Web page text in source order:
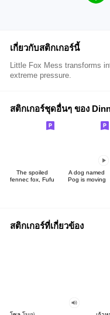
เกี่ยวกับสติกเกอร์นี้
Little Fox Mess transforms
extreme pressure.
สติกเกอร์ชุดอื่นๆ ของ
The spoiled
fennec fox, Fufu
A dog named
Pog is moving
สติกเกอร์ที่เกี่ยวข้อง